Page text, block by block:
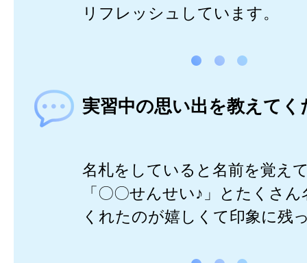
リフレッシュしています。
実習中の思い出を教えてく
名札をしていると名前を覚え
「〇〇せんせい♪」とたくさ
くれたのが嬉しくて印象に残